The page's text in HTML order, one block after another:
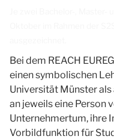
Bei dem REACH
einen symbolischen
Universität Münster
an jeweils eine Person
Unternehmertum, ihre
Vorbildfunktion für